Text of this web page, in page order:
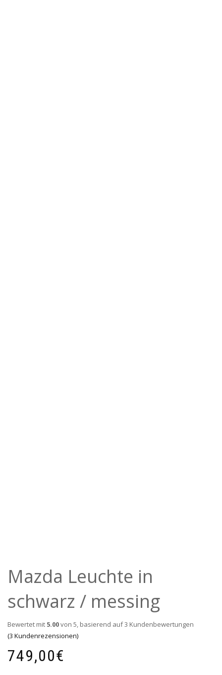
Mazda Leuchte in
schwarz / messing
Bewertet mit 5.00von 5, basierend auf3 Kundenbewertungen
(3 Kundenrezensionen)
749,00€